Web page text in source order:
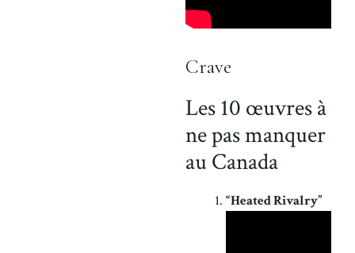
Crave
Les 10 œuvres à
ne pas manquer
au Canada
“Heated Rivalry”